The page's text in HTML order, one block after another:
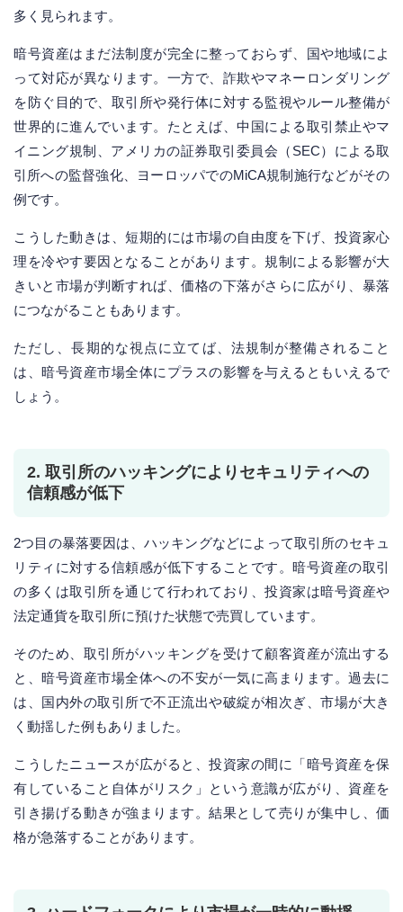
多く見られます。
暗号資産はまだ法制度が完全に整っておらず、国や地域によ
って対応が異なります。一方で、詐欺やマネーロンダリング
を防ぐ目的で、取引所や発行体に対する監視やルール整備が
世界的に進んでいます。たとえば、中国による取引禁止やマ
イニング規制、アメリカの証券取引委員会（SEC）による取
引所への監督強化、ヨーロッパでのMiCA規制施行などがその
例です。
こうした動きは、短期的には市場の自由度を下げ、投資家心
理を冷やす要因となることがあります。規制による影響が大
きいと市場が判断すれば、価格の下落がさらに広がり、暴落
につながることもあります。
ただし、長期的な視点に立てば、法規制が整備されること
は、暗号資産市場全体にプラスの影響を与えるともいえるで
しょう。
2. 取引所のハッキングによりセキュリティへの
信頼感が低下
2つ目の暴落要因は、ハッキングなどによって取引所のセキュ
リティに対する信頼感が低下することです。暗号資産の取引
の多くは取引所を通じて行われており、投資家は暗号資産や
法定通貨を取引所に預けた状態で売買しています。
そのため、取引所がハッキングを受けて顧客資産が流出する
と、暗号資産市場全体への不安が一気に高まります。過去に
は、国内外の取引所で不正流出や破綻が相次ぎ、市場が大き
く動揺した例もありました。
こうしたニュースが広がると、投資家の間に「暗号資産を保
有していること自体がリスク」という意識が広がり、資産を
引き揚げる動きが強まります。結果として売りが集中し、価
格が急落することがあります。